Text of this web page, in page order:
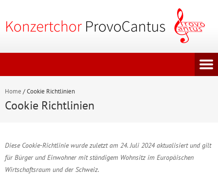
Home /Cookie Richtlinien
Cookie Richtlinien
Diese Cookie-Richtlinie wurde zuletzt am 24. Juli 2024 aktualisiert und gilt
für Bürger und Einwohner mit ständigem Wohnsitz im Europäischen
Wirtschaftsraum und der Schweiz.